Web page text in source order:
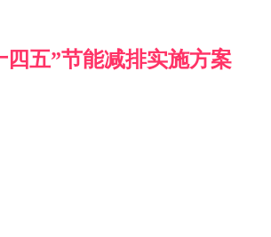
四五”节能减排实施方案